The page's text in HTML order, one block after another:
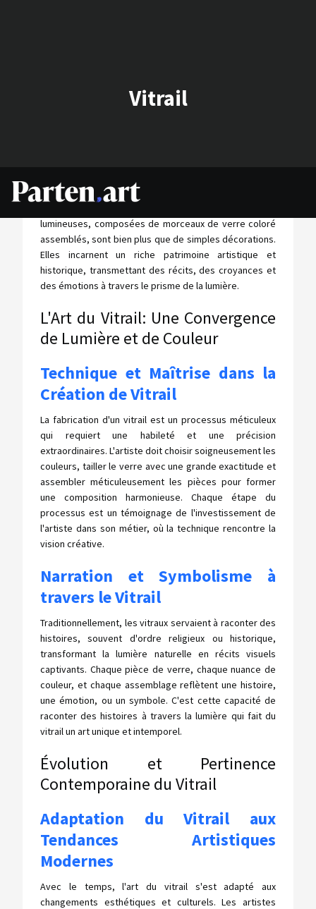
Vitrail
Le vitrail, un art ancien et fascinant, est la quintessence
lumineuses, composées de morceaux de verre coloré
assemblés, sont bien plus que de simples décorations.
Elles incarnent un riche patrimoine artistique et
historique, transmettant des récits, des croyances et
des émotions à travers le prisme de la lumière.
L'Art du Vitrail: Une Convergence
de Lumière et de Couleur
Technique et Maîtrise dans la
Création de Vitrail
La fabrication d'un vitrail est un processus méticuleux
qui requiert une habileté et une précision
extraordinaires. L'artiste doit choisir soigneusement les
couleurs, tailler le verre avec une grande exactitude et
assembler méticuleusement les pièces pour former
une composition harmonieuse. Chaque étape du
processus est un témoignage de l'investissement de
l'artiste dans son métier, où la technique rencontre la
vision créative.
Narration et Symbolisme à
travers le Vitrail
Traditionnellement, les vitraux servaient à raconter des
histoires, souvent d'ordre religieux ou historique,
transformant la lumière naturelle en récits visuels
captivants. Chaque pièce de verre, chaque nuance de
couleur, et chaque assemblage reflètent une histoire,
une émotion, ou un symbole. C'est cette capacité de
raconter des histoires à travers la lumière qui fait du
vitrail un art unique et intemporel.
Évolution et Pertinence
Contemporaine du Vitrail
Adaptation du Vitrail aux
Tendances Artistiques
Modernes
Avec le temps, l'art du vitrail s'est adapté aux
changements esthétiques et culturels. Les artistes